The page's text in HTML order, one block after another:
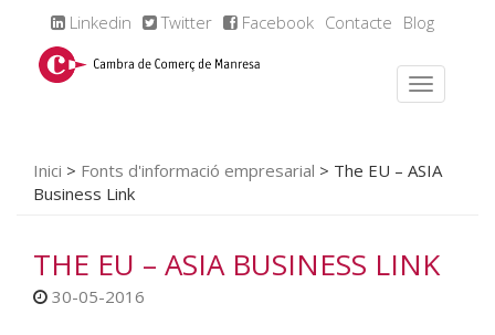
Linkedin Twitter Facebook Contacte Blog
Inici > Fonts d'informació empresarial > The EU – ASIA
Business Link
THE EU – ASIA BUSINESS LINK
30-05-2016